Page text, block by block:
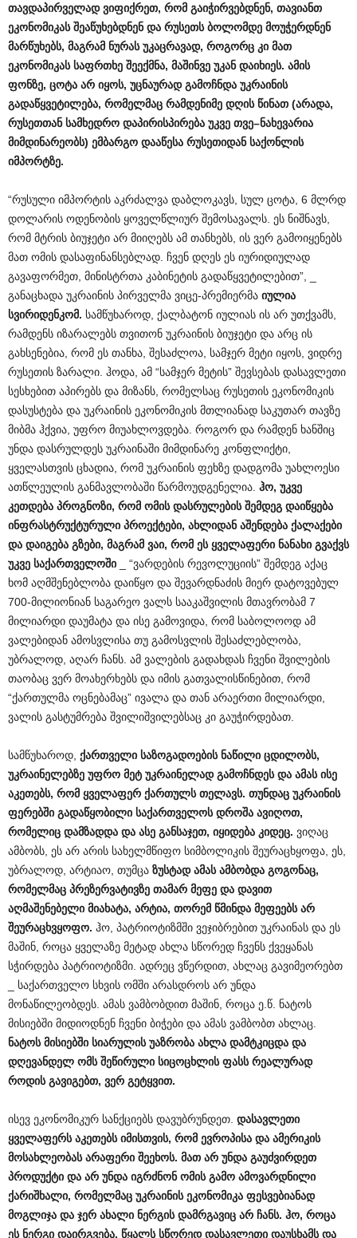
თავდაპირველად ვიფიქრეთ, რომ გაიჭირვებდნენ, თავიანთ
ეკონომიკას შეაწუხებდნენ და რუსეთს ბოლომდე მოუჭერდნენ
მარწუხებს, მაგრამ ნურას უკაცრავად, როგორც კი მათ
ეკონომიკას საფრთხე შეექმნა, მაშინვე უკან დაიხიეს. ამის
ფონზე, ცოტა არ იყოს, უცნაურად გამოჩნდა უკრაინის
გადაწყვეტილება, რომელმაც რამდენიმე დღის წინათ (არადა,
რუსეთთან სამხედრო დაპირისპირება უკვე თვე–ნახევარია
მიმდინარეობს) ემბარგო დააწესა რუსეთიდან საქონლის
იმპორტზე.
“რუსული იმპორტის აკრძალვა დაბლოკავს, სულ ცოტა, 6 მლრდ
დოლარის ოდენობის ყოველწლიურ შემოსავალს. ეს ნიშნავს,
რომ მტრის ბიუჯეტი არ მიიღებს ამ თანხებს, ის ვერ გამოიყენებს
მათ ომის დასაფინანსებლად. ჩვენ დღეს ეს იურიდიულად
გავაფორმეთ, მინისტრთა კაბინეტის გადაწყვეტილებით”, _
განაცხადა უკრაინის პირველმა ვიცე-პრემიერმა იულია
სვირიდენკომ. სამწუხაროდ, ქალბატონ იულიას ის არ უთქვამს,
რამდენს იზარალებს თვითონ უკრაინის ბიუჯეტი და არც ის
გახსენებია, რომ ეს თანხა, შესაძლოა, სამჯერ მეტი იყოს, ვიდრე
რუსეთის ზარალი. ჰოდა, ამ “სამჯერ მეტის” შევსებას დასავლეთი
სესხებით აპირებს და მიზანს, რომელსაც რუსეთის ეკონომიკის
დასუსტება და უკრაინის ეკონომიკის მთლიანად საკუთარ თავზე
მიბმა ჰქვია, უფრო მიუახლოვდება. როგორ და რამდენ ხანშიც
უნდა დასრულდეს უკრაინაში მიმდინარე კონფლიქტი,
ყველასთვის ცხადია, რომ უკრაინის ფეხზე დადგომა უახლოესი
ათწლეულის განმავლობაში წარმოუდგენელია. ჰო, უკვე
კეთდება პროგნოზი, რომ ომის დასრულების შემდეგ დაიწყება
ინფრასტრუქტურული პროექტები, ახლიდან აშენდება ქალაქები
და დაიგება გზები, მაგრამ ვაი, რომ ეს ყველაფერი ნანახი გვაქვს
უკვე საქართველოში
_ “ვარდების რევოლუციის” შემდეგ აქაც
ხომ აღმშენებლობა დაიწყო და შევარდნაძის მიერ დატოვებულ
700-მილიონიან საგარეო ვალს სააკაშვილის მთავრობამ 7
მილიარდი დაუმატა და ისე გამოვიდა, რომ საბოლოოდ ამ
ვალებიდან ამოსვლისა თუ გამოსვლის შესაძლებლობა,
უბრალოდ, აღარ ჩანს. ამ ვალების გადახდას ჩვენი შვილების
თაობაც ვერ მოახერხებს და იმის გათვალისწინებით, რომ
“ქართულმა ოცნებამაც” ივალა და თან არაერთი მილიარდი,
ვალის გასტუმრება შვილიშვილებსაც კი გაუჭირდებათ.
სამწუხაროდ, ქართველი საზოგადოების ნაწილი ცდილობს,
უკრაინელებზე უფრო მეტ უკრაინელად გამოჩნდეს და ამას ისე
აკეთებს, რომ ყველაფერ ქართულს თელავს. თუნდაც უკრაინის
ფერებში გადაწყობილი საქართველოს დროშა ავიღოთ,
რომელიც დამზადდა და ასე განსაჯეთ, იყიდება კიდეც. ვიღაც
ამბობს, ეს არ არის სახელმწიფო სიმბოლიკის შეურაცხყოფა, ეს,
უბრალოდ, არტიაო, თუმცა ზუსტად ამას ამბობდა გოგონაც,
რომელმაც პრეზერვატივზე თამარ მეფე და დავით
აღმაშენებელი მიახატა, არტია, თორემ წმინდა მეფეებს არ
შეურაცხვყოფო. ჰო, პატრიოტიზმში ვეჯიბრებით უკრაინას და ეს
მაშინ, როცა ყველაზე მეტად ახლა სწორედ ჩვენს ქვეყანას
სჭირდება პატრიოტიზმი. ადრეც ვწერდით, ახლაც გავიმეორებთ
_ საქართველო სხვის ომში არასდროს არ უნდა
მონაწილეობდეს. ამას ვამბობდით მაშინ, როცა ე.წ. ნატოს
მისიებში მიდიოდნენ ჩვენი ბიჭები და ამას ვამბობთ ახლაც.
ნატოს მისიებში სიარულის უაზრობა ახლა დამტკიცდა და
დღევანდელ ომს შეწირული სიცოცხლის ფასს რეალურად
როდის გავიგებთ, ვერ გეტყვით.
ისევ ეკონომიკურ სანქციებს დავუბრუნდეთ. დასავლეთი
ყველაფერს აკეთებს იმისთვის, რომ ევროპისა და ამერიკის
მოსახლეობას არაფერი შეეხოს. მათ არ უნდა გაუძვირდეთ
პროდუქტი და არ უნდა იგრძნონ ომის გამო ამოვარდნილი
ქარიშხალი, რომელმაც უკრაინის ეკონომიკა ფესვებიანად
მოგლიჯა და ჯერ ახალი ნერგის დამრგავიც არ ჩანს. ჰო, როცა
ეს ნერგი დაირგვება, წყალს სწორედ დასავლეთი დაუსხამს და